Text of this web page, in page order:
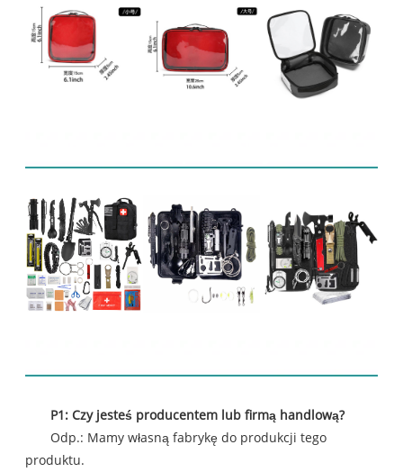
P1: Czy jesteś producentem lub firmą handlową?
Odp.: Mamy własną fabrykę do produkcji tego
produktu.